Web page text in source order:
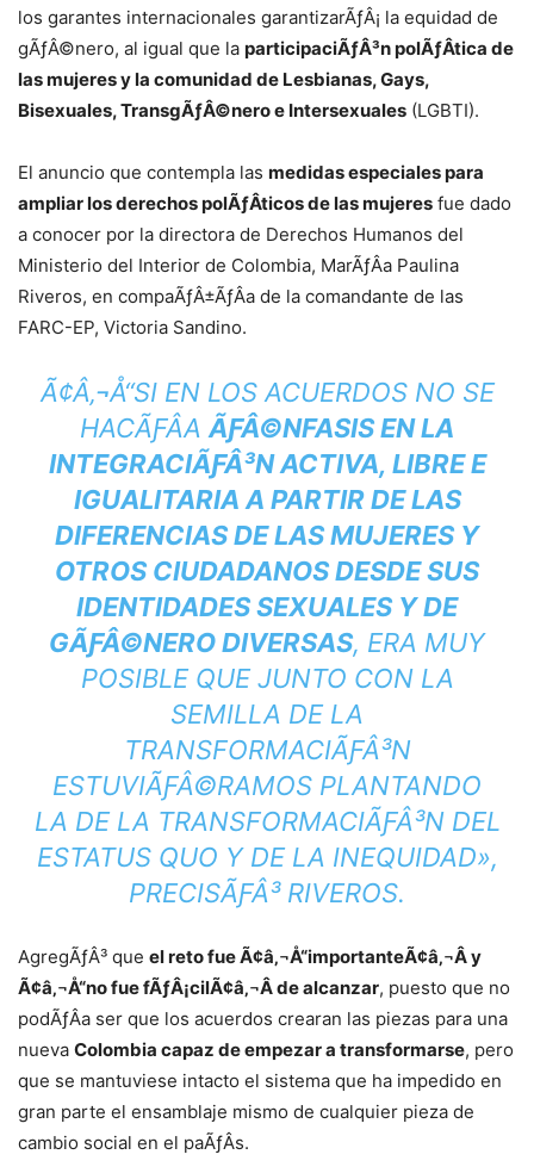
los garantes internacionales garantizarÃƒÂ¡ la equidad de
gÃƒÂ©nero, al igual que la participaciÃƒÂ³n polÃƒÂ­tica de
las mujeres y la comunidad de Lesbianas, Gays,
Bisexuales, TransgÃƒÂ©nero e Intersexuales (LGBTI).
El anuncio que contempla las medidas especiales para
ampliar los derechos polÃƒÂ­ticos de las mujeres fue dado
a conocer por la directora de Derechos Humanos del
Ministerio del Interior de Colombia, MarÃƒÂ­a Paulina
Riveros, en compaÃƒÂ±ÃƒÂ­a de la comandante de las
FARC-EP, Victoria Sandino.
Ã¢Â‚¬Å“SI EN LOS ACUERDOS NO SE
HACÃƑÂ­AÃƑÂ©NFASIS EN LA
INTEGRACIÃƑÂ³N ACTIVA, LIBRE E
IGUALITARIA A PARTIR DE LAS
DIFERENCIAS DE LAS MUJERES Y
OTROS CIUDADANOS DESDE SUS
IDENTIDADES SEXUALES Y DE
GÃƑÂ©NERO DIVERSAS, ERA MUY
POSIBLE QUE JUNTO CON LA
SEMILLA DE LA
TRANSFORMACIÃƑÂ³N
ESTUVIÃƑÂ©RAMOS PLANTANDO
LA DE LA TRANSFORMACIÃƑÂ³N DEL
ESTATUS QUO Y DE LA INEQUIDAD»,
PRECISÃƑÂ³ RIVEROS.
AgregÃƒÂ³ que el reto fue Ã¢â‚¬Å“importanteÃ¢â‚¬Â y
Ã¢â‚¬Å“no fue fÃƒÂ¡cilÃ¢â‚¬Â de alcanzar, puesto que no
podÃƒÂ­a ser que los acuerdos crearan las piezas para una
nueva Colombia capaz de empezar a transformarse, pero
que se mantuviese intacto el sistema que ha impedido en
gran parte el ensamblaje mismo de cualquier pieza de
cambio social en el paÃƒÂ­s.